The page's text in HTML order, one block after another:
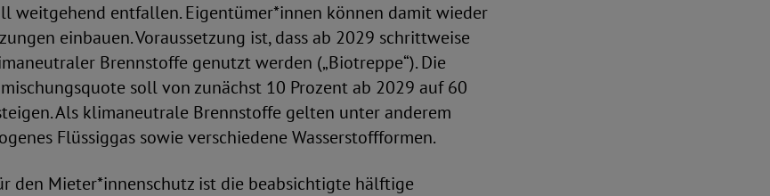
weitgehend entfallen. Eigentümer*innen können damit wieder
einbauen. Voraussetzung ist, dass ab 2029 schrittweise
Brennstoffe genutzt werden („Biotreppe“). Die
soll von zunächst 10 Prozent ab 2029 auf 60
Als klimaneutrale Brennstoffe gelten unter anderem
Flüssiggas sowie verschiedene Wasserstoffformen.
den Mieter*innenschutz ist die beabsichtigte hälftige